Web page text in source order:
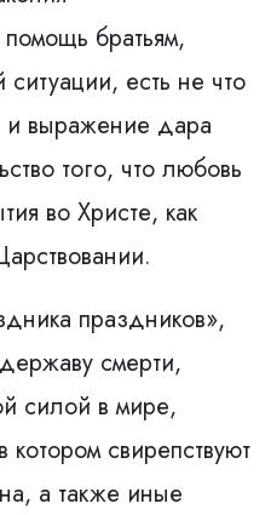
помощь братьям,
есть не что
выражение дара
того, что любовь
во Христе, как
праздников»,
смерти,
силой в мире,
свирепствуют
а также иные